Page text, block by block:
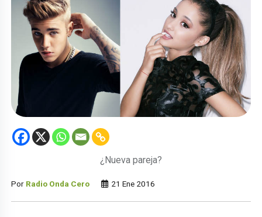
¿Nueva pareja?
Por Radio Onda Cero 21 Ene 2016